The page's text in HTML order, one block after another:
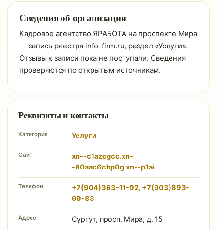
Сведения об организации
Кадровое агентство ЯРАБОТА на проспекте Мира
— запись реестра info-firm.ru, раздел «Услуги».
Отзывы к записи пока не поступали. Сведения
проверяются по открытым источникам.
Реквизиты и контакты
Категория Услуги
Сайт
xn--c1azcgcc.xn-
-80aac6chp0g.xn--p1ai
Телефон
+7(904)363-11-92, +7(903)893-
99-83
Адрес Сургут, просп. Мира, д. 15